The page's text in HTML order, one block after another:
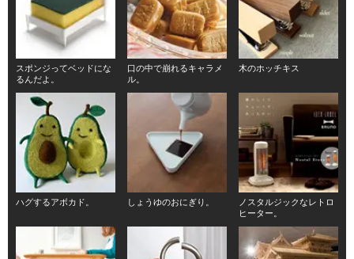
スポンジってベッドにな
るんだよ。
口の中で崩れるキャラメ
ル。
木のホッチキス
ハグするアボカド。 しょうゆのおにぎり。
ノスタルジックなレトロ
ヒーター。